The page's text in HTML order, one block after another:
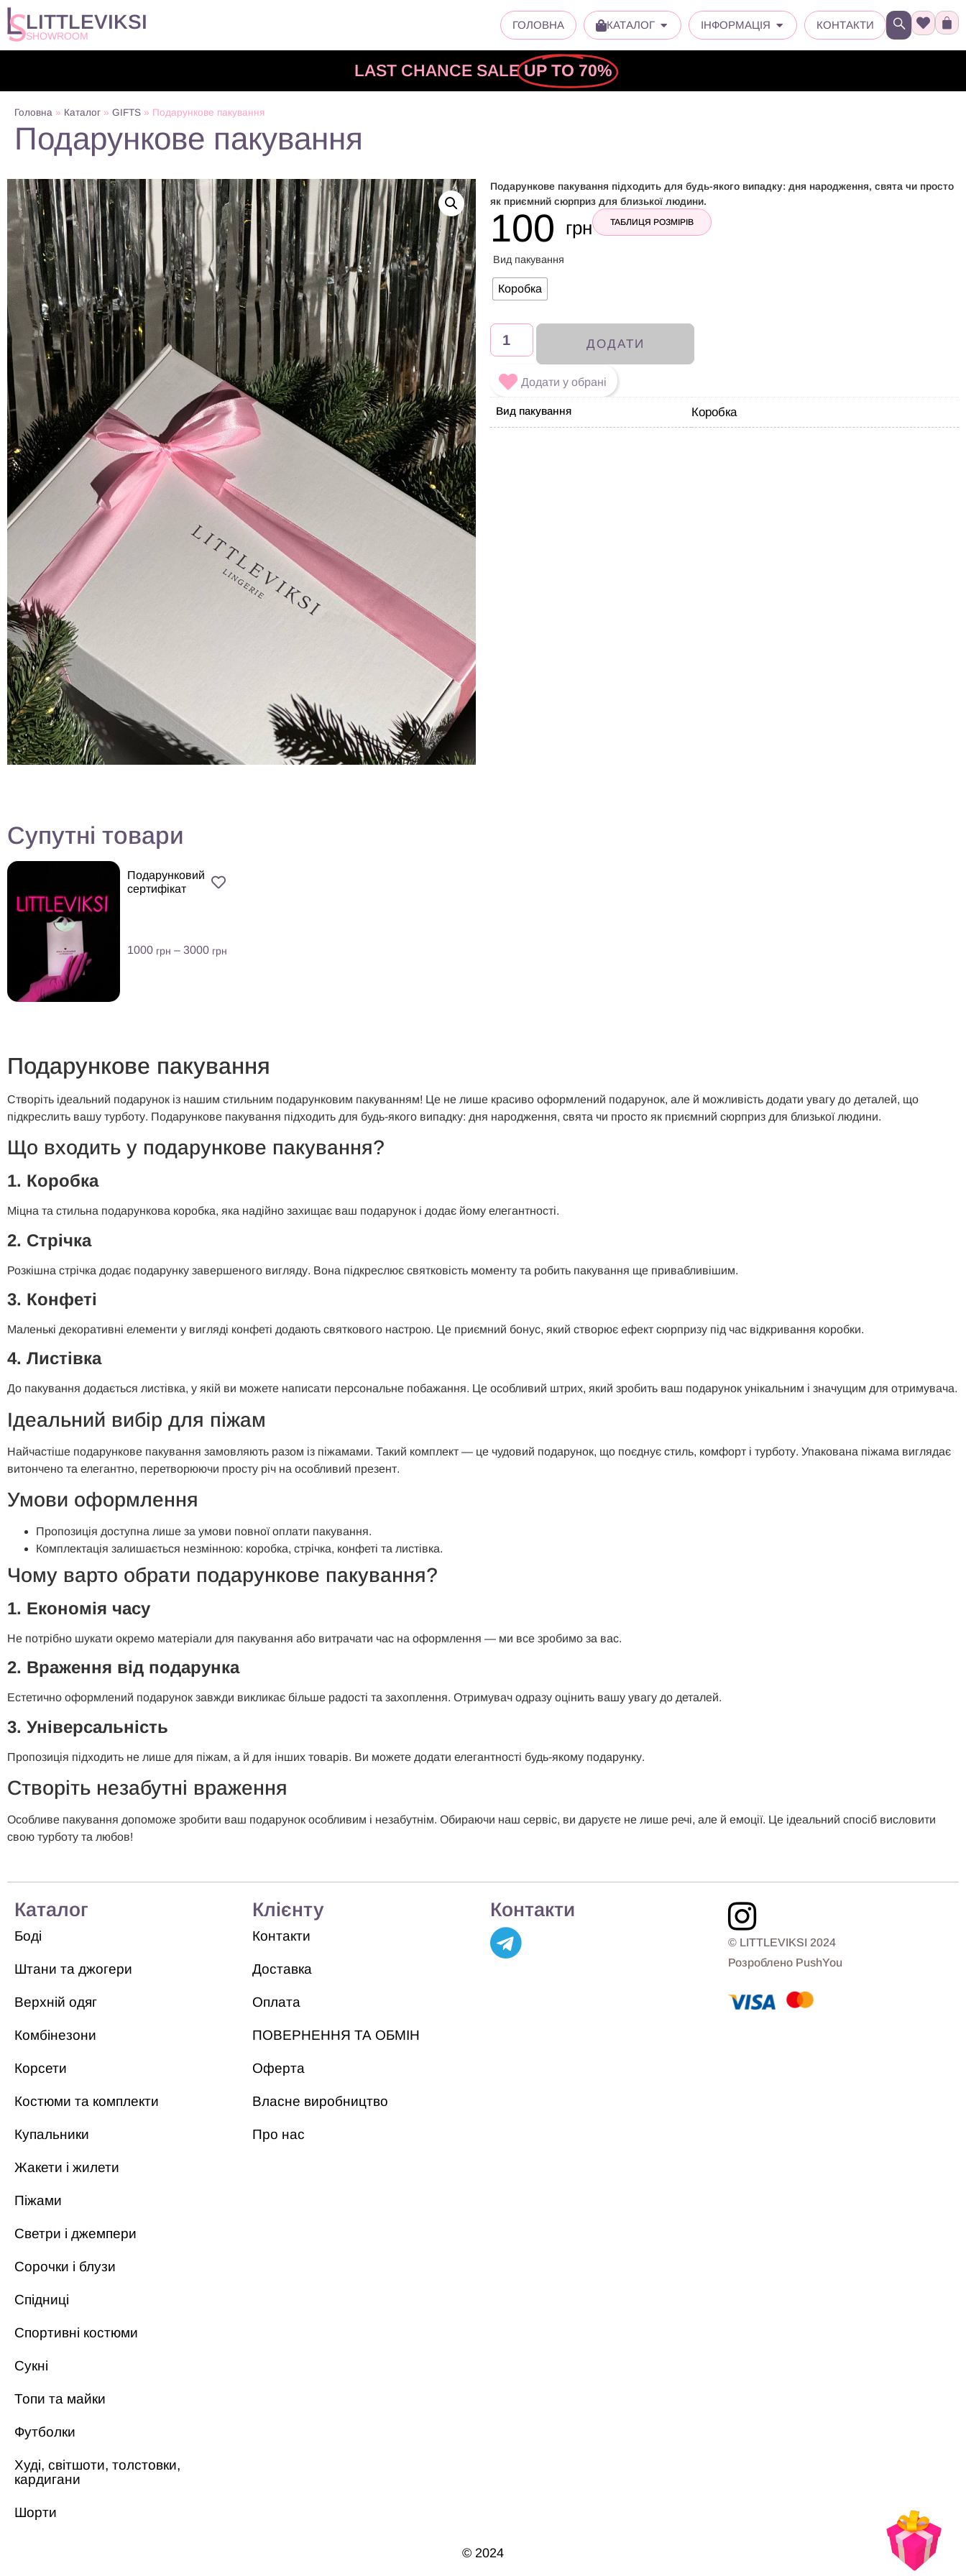
LITTLEVIKSI
SHOWROOM
ГОЛОВНА КАТАЛОГ ІНФОРМАЦІЯ КОНТАКТИ
LAST CHANCE SALEUP TO 70%
Головна » Каталог » GIFTS » Подарункове пакування
Подарункове пакування
Подарункове пакування підходить для будь-якого випадку: дня народження, свята чи просто
як приємний сюрприз для близької людини.
100 грн ТАБЛИЦЯ РОЗМІРІВ
Вид пакування
Коробка
ДОДАТИ
Додати у обрані
Вид пакування Коробка
Супутні товари
Подарунковий
сертифікат
1000 грн – 3000 грн
Подарункове пакування
Створіть ідеальний подарунок із нашим стильним подарунковим пакуванням! Це не лише красиво оформлений подарунок, але й можливість додати увагу до деталей, що
підкреслить вашу турботу. Подарункове пакування підходить для будь-якого випадку: дня народження, свята чи просто як приємний сюрприз для близької людини.
Що входить у подарункове пакування?
1. Коробка
Міцна та стильна подарункова коробка, яка надійно захищає ваш подарунок і додає йому елегантності.
2. Стрічка
Розкішна стрічка додає подарунку завершеного вигляду. Вона підкреслює святковість моменту та робить пакування ще привабливішим.
3. Конфеті
Маленькі декоративні елементи у вигляді конфеті додають святкового настрою. Це приємний бонус, який створює ефект сюрпризу під час відкривання коробки.
4. Листівка
До пакування додається листівка, у якій ви можете написати персональне побажання. Це особливий штрих, який зробить ваш подарунок унікальним і значущим для отримувача.
Ідеальний вибір для піжам
Найчастіше подарункове пакування замовляють разом із піжамами. Такий комплект — це чудовий подарунок, що поєднує стиль, комфорт і турботу. Упакована піжама виглядає
витончено та елегантно, перетворюючи просту річ на особливий презент.
Умови оформлення
Пропозиція доступна лише за умови повної оплати пакування.
Комплектація залишається незмінною: коробка, стрічка, конфеті та листівка.
Чому варто обрати подарункове пакування?
1. Економія часу
Не потрібно шукати окремо матеріали для пакування або витрачати час на оформлення — ми все зробимо за вас.
2. Враження від подарунка
Естетично оформлений подарунок завжди викликає більше радості та захоплення. Отримувач одразу оцінить вашу увагу до деталей.
3. Універсальність
Пропозиція підходить не лише для піжам, а й для інших товарів. Ви можете додати елегантності будь-якому подарунку.
Створіть незабутні враження
Особливе пакування допоможе зробити ваш подарунок особливим і незабутнім. Обираючи наш сервіс, ви даруєте не лише речі, але й емоції. Це ідеальний спосіб висловити
свою турботу та любов!
Каталог
Боді
Штани та джогери
Верхній одяг
Комбінезони
Корсети
Костюми та комплекти
Купальники
Жакети і жилети
Піжами
Светри і джемпери
Сорочки і блузи
Спідниці
Спортивні костюми
Сукні
Топи та майки
Футболки
Худі, світшоти, толстовки,
кардигани
Шорти
Клієнту
Контакти
Доставка
Оплата
ПОВЕРНЕННЯ ТА ОБМІН
Оферта
Власне виробництво
Про нас
Контакти
© LITTLEVIKSI 2024
Розроблено PushYou
© 2024